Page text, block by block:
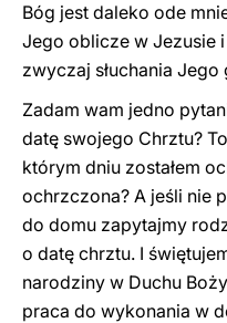
Bóg jest daleko ode
Jego oblicze w Jezusie
zwyczaj słuchania Jego
Zadam wam jedno
datę swojego Chrztu?
którym dniu zostałem
ochrzczona? A jeśli nie
do domu zapytajmy
o datę chrztu. I
narodziny w Duchu
praca do wykonania w